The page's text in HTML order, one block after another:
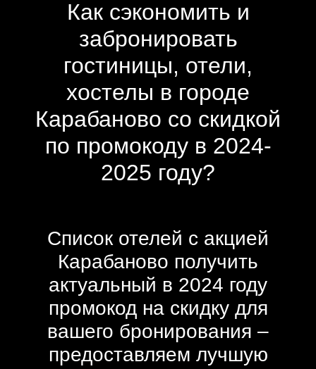
Как сэкономить и
забронировать
гостиницы, отели,
хостелы в городе
Карабаново со скидкой
по промокоду в 2024-
2025 году?
Список отелей с акцией
Карабаново получить
актуальный в 2024 году
промокод на скидку для
вашего бронирования –
предоставляем лучшую